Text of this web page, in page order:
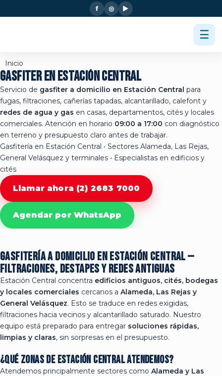
f ◎ ▶
☰
Inicio
GASFITER ENESTACIÓN CENTRAL
Servicio de gasfiter a domicilio en Estación Central para
fugas, filtraciones, cañerías tapadas, alcantarillado, calefont y
redes de agua y gas en casas, departamentos, cités y locales
comerciales. Atención en horario 09:00 a 17:00 con diagnóstico
en terreno y presupuesto claro antes de trabajar.
Gasfitería en Estación Central • Sectores Alameda, Las Rejas,
General Velásquez y terminales • Especialistas en edificios y
cités
Llamar ahora (2) 2683 7000
Agendar por WhatsApp
Gasfitería a domicilio en Estación Central —
Filtraciones, destapes y redes antiguas
Estación Central concentra edificios antiguos, cités, bodegas
y locales comerciales cercanos a Alameda, Las Rejas y
General Velásquez. Esto se traduce en redes exigidas,
filtraciones hacia vecinos y alcantarillado saturado. Nuestro
equipo está preparado para entregar soluciones rápidas,
limpias y claras, sin sorpresas en el presupuesto.
¿Qué zonas de Estación Central atendemos?
Atendemos principalmente sectores como Alameda y Las